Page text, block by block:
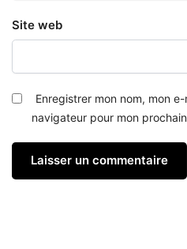
Site web
Enregistrer mon nom, mon
navigateur pour mon